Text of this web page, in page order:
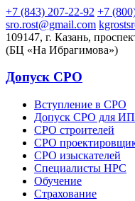
+7 (843) 207-22-92 +7
sro.rost@gmail.com
109147, г. Казань,
(БЦ «На Ибрагимова»)
Допуск СРО
Вступление в СРО
Допуск СРО для ИП
СРО строителей
СРО
СРО изыскателей
Специалисты НРС
Обучение
Страхование